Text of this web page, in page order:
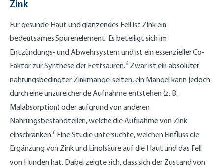
Zink
Für gesunde Haut und glänzendes Fell ist Zink ein
bedeutsames Spurenelement. Es beteiligt sich im
Entzündungs- und Abwehrsystem und ist ein essenzieller Co-
Faktor zur Synthese der Fettsäuren.6 Zwar ist ein absoluter
nahrungsbedingter Zinkmangel selten, ein Mangel kann jedoch
durch eine unzureichende Aufnahme entstehen (z. B.
Malabsorption) oder aufgrund von anderen
Nahrungsbestandteilen, welche die Aufnahme von Zink
einschränken.6 Eine Studie untersuchte, welchen Einfluss die
Ergänzung von Zink und Linolsäure auf die Haut und das Fell
von Hunden hat. Dabei zeigte sich, dass sich der Zustand von